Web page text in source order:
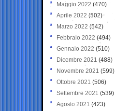
Maggio 2022 (470)
Aprile 2022 (502)
Marzo 2022 (542)
Febbraio 2022 (494)
Gennaio 2022 (510)
Dicembre 2021 (488)
Novembre 2021 (599)
Ottobre 2021 (506)
Settembre 2021 (539)
Agosto 2021 (423)